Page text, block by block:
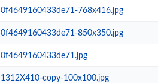
0f4649160433de71-768x416.jpg
0f4649160433de71-850x350.jpg
0f4649160433de71.jpg
1312X410-copy-100x100.jpg